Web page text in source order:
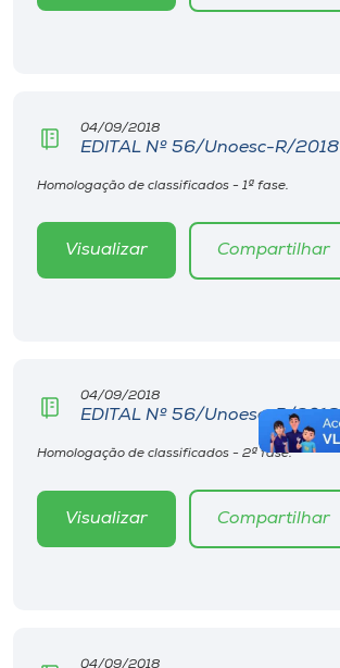
04/09/2018
EDITAL Nº 56/Unoesc-R/2018
Homologação de classificados - 1ª fase.
Visualizar Compartilhar
04/09/2018
EDITAL Nº 56/Unoesc-R/2018
Homologação de classificados - 2ª fase.
Visualizar Compartilhar
04/09/2018